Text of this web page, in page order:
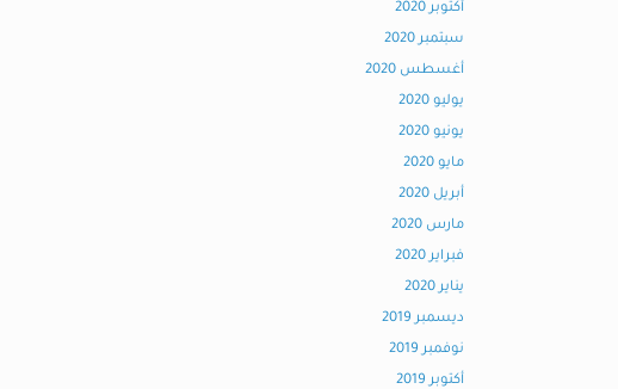
أكتوبر 2020
سبتمبر 2020
أغسطس 2020
يوليو 2020
يونيو 2020
مايو 2020
أبريل 2020
مارس 2020
فبراير 2020
يناير 2020
ديسمبر 2019
نوفمبر 2019
أكتوبر 2019